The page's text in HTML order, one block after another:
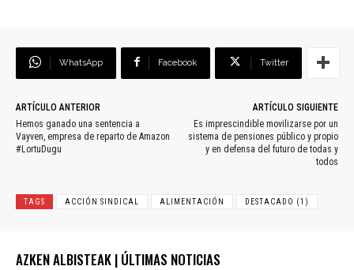
WhatsApp Facebook Twitter
ARTÍCULO ANTERIOR
Hemos ganado una sentencia a
Vayven, empresa de reparto de Amazon
#LortuDugu
ARTÍCULO SIGUIENTE
Es imprescindible movilizarse por un
sistema de pensiones público y propio
y en defensa del futuro de todas y
todos
TAGS ACCIÓN SINDICAL ALIMENTACIÓN DESTACADO (1)
AZKEN ALBISTEAK | ÚLTIMAS NOTICIAS